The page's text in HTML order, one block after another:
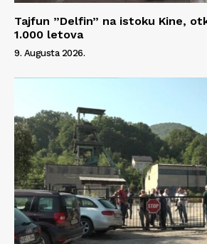
Tajfun ”Delfin” na istoku Kine,
1.000 letova
9. Augusta 2026.